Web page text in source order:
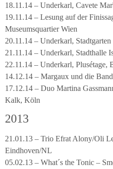
18.11.14 – Underkarl, Cavete
19.11.14 – Lesung auf der
Museumsquartier Wien
20.11.14 – Underkarl,
21.11.14 – Underkarl, Stadthalle
22.11.14 – Underkarl, Plusétage,
14.12.14 – Margaux und die
17.12.14 – Duo Martina
Kalk, Köln
2013
21.01.13 – Trio Efrat Alony/Oli
Eindhoven/NL
05.02.13 – What´s the Tonic –